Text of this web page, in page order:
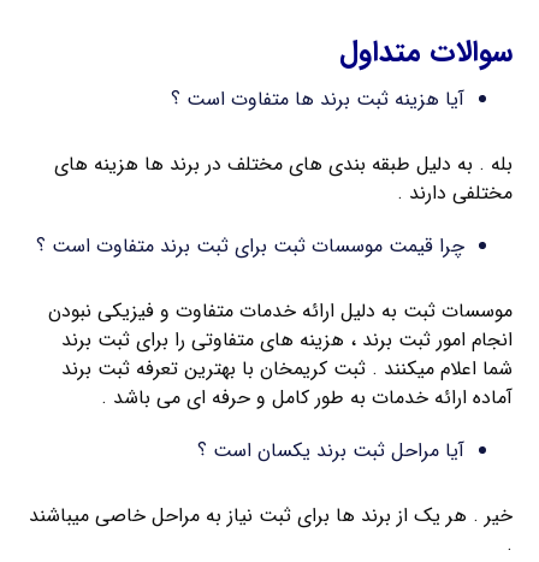
سوالات متداول
آیا هزینه ثبت برند ها متفاوت است ؟
بله . به دلیل طبقه بندی های مختلف در برند ها هزینه های
مختلفی دارند .
چرا قیمت موسسات ثبت برای ثبت برند متفاوت است ؟
موسسات ثبت به دلیل ارائه خدمات متفاوت و فیزیکی نبودن
انجام امور ثبت برند ، هزینه های متفاوتی را برای ثبت برند
شما اعلام میکنند . ثبت کریمخان با بهترین تعرفه ثبت برند
آماده ارائه خدمات به طور کامل و حرفه ای می باشد .
آیا مراحل ثبت برند یکسان است ؟
خیر . هر یک از برند ها برای ثبت نیاز به مراحل خاصی میباشند
.